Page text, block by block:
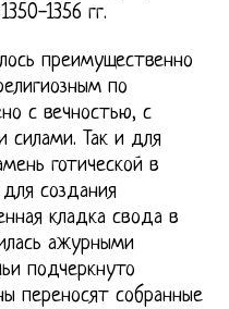
1356 гг.
преимущественно
по
с вечностью, с
силами. Так и для
готической в
создания
кладка свода в
ажурными
подчеркнуто
переносят собранные